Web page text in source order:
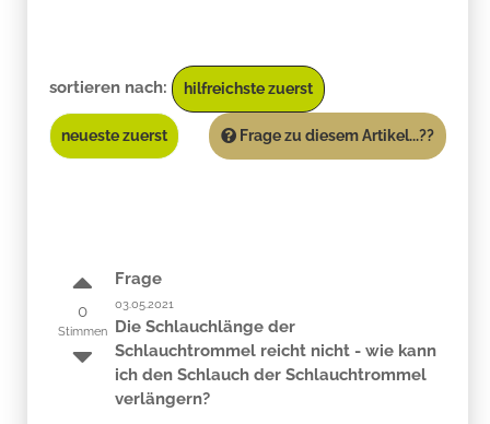
sortieren nach: hilfreichste zuerst
neueste zuerst Frage zu diesem Artikel...??
0
Stimmen
Frage
03.05.2021
Die Schlauchlänge der
Schlauchtrommel reicht nicht - wie kann
ich den Schlauch der Schlauchtrommel
verlängern?